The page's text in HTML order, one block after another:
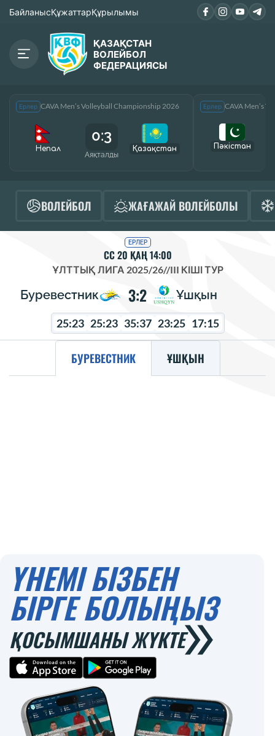
БайланысҚұжаттарҚұрылымы
ҚАЗАҚСТАН
ВОЛЕЙБОЛ
ФЕДЕРАЦИЯСЫ
Ерлер CAVA Men’s Volleyball Championship 2026
Непал
0:3
Аяқталды
Қазақcтан
Ерлер CAVA Men’s
Пәкістан
ВОЛЕЙБОЛ ЖАҒАЖАЙ ВОЛЕЙБОЛЫ
ЕРЛЕР
СС 20 ҚАҢ 14:00
ҰЛТТЫҚ ЛИГА 2025/26//III КІШІ ТУР
Буревестник 3:2 Ұшқын
25:23 25:23 35:37 23:25 17:15
БУРЕВЕСТНИК ҰШҚЫН
ҮНЕМІ БІЗБЕН
БІРГЕ БОЛЫҢЫЗ
ҚОСЫМШАНЫ ЖҮКТЕ